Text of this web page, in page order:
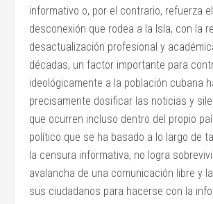
informativo o, por el contrario, refuerza
desconexión que rodea a la Isla, con la
desactualización profesional y
décadas, un factor importante para
ideológicamente a la población cubana
precisamente dosificar las noticias y
que ocurren incluso dentro del propio
político que se ha basado a lo largo de
la censura informativa, no logra
avalancha de una comunicación libre y
sus ciudadanos para hacerse con la